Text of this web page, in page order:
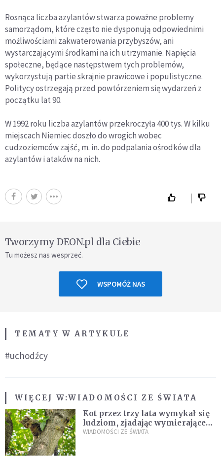
Rosnąca liczba azylantów stwarza poważne problemy
samorządom, które często nie dysponują odpowiednimi
możliwościami zakwaterowania przybyszów, ani
wystarczającymi środkami na ich utrzymanie. Napięcia
społeczne, będące następstwem tych problemów,
wykorzystują partie skrajnie prawicowe i populistyczne.
Politycy ostrzegają przed powtórzeniem się wydarzeń z
początku lat 90.
W 1992 roku liczba azylantów przekroczyła 400 tys. W kilku
miejscach Niemiec doszło do wrogich wobec
cudzoziemców zajść, m. in. do podpalania ośrodków dla
azylantów i ataków na nich.
Tworzymy DEON.pl dla Ciebie
Tu możesz nas wesprzeć.
WSPOMÓŻ NAS
TEMATY W ARTYKULE
#uchodźcy
WIĘCEJ W:WIADOMOŚCI ZE ŚWIATA
Kot przez trzy lata wymykał się
ludziom, zjadając wymierające
kaczki. W końcu popełnił
WIADOMOŚCI ZE ŚWIATA